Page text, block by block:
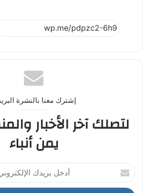
إشترك معنا بالنشرة
لتصلك آخر الأخبار
يمن أنباء
أ
د
خ